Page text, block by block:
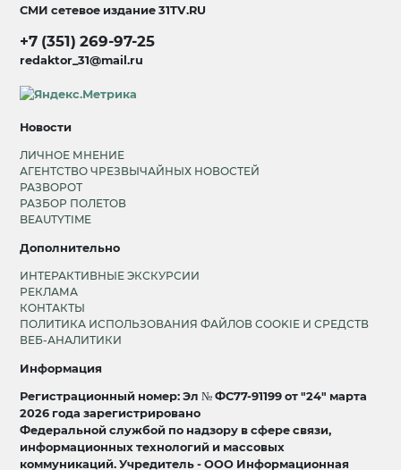
СМИ сетевое издание31TV.RU
+7 (351) 269-97-25
redaktor_31@mail.ru
Новости
ЛИЧНОЕ МНЕНИЕ
АГЕНТСТВО ЧРЕЗВЫЧАЙНЫХ НОВОСТЕЙ
РАЗВОРОТ
РАЗБОР ПОЛЕТОВ
BEAUTYTIME
Дополнительно
ИНТЕРАКТИВНЫЕ ЭКСКУРСИИ
РЕКЛАМА
КОНТАКТЫ
ПОЛИТИКА ИСПОЛЬЗОВАНИЯ ФАЙЛОВ COOKIE И СРЕДСТВ
ВЕБ-АНАЛИТИКИ
Информация
Регистрационный номер: Эл № ФС77-91199 от "24" марта
2026 года зарегистрировано
Федеральной службой по надзору в сфере связи,
информационных технологий и массовых
коммуникаций. Учредитель - ООО Информационная